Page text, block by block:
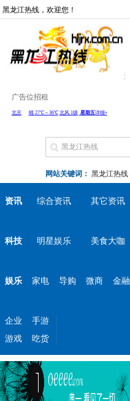
黑龙江热线，欢迎您！
广告位招租
网站关键词： 黑龙江热线
资讯 综合资讯 其它资讯
科技 明星娱乐 美食大咖
娱乐 家电 导购 微商 金融
企业
手游
游戏
吃货